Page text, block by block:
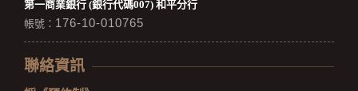
第一商業銀行 (銀行代碼007) 和平分行
帳號： 176-10-010765
聯絡資訊